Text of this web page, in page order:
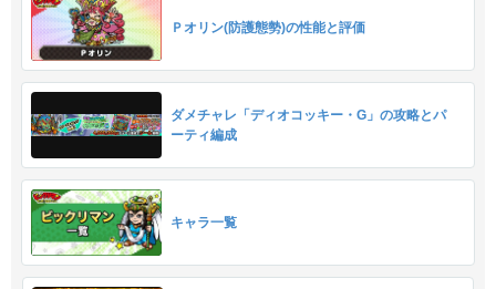
Ｐオリン(防護態勢)の性能と評価
ダメチャレ「ディオコッキー・G」の攻略とパ
ーティ編成
キャラ一覧